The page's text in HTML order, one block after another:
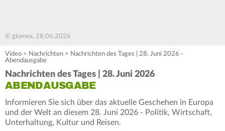
© glomex, 28.06.2026
Video > Nachrichten > Nachrichten des Tages | 28. Juni 2026 -
Abendausgabe
Nachrichten des Tages | 28. Juni 2026
ABENDAUSGABE
Informieren Sie sich über das aktuelle Geschehen in Europa
und der Welt an diesem 28. Juni 2026 - Politik, Wirtschaft,
Unterhaltung, Kultur und Reisen.